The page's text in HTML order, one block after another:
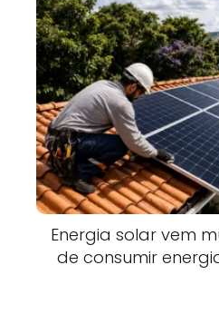
Energia solar vem
de consumir